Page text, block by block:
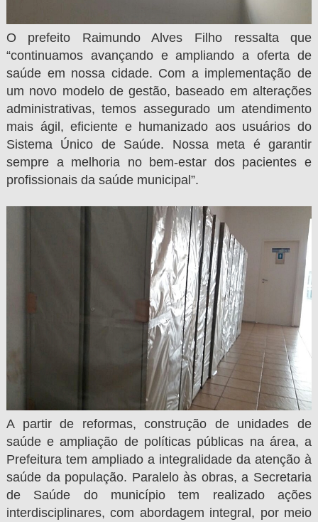
O prefeito Raimundo Alves Filho ressalta que
“continuamos avançando e ampliando a oferta de
saúde em nossa cidade. Com a implementação de
um novo modelo de gestão, baseado em alterações
administrativas, temos assegurado um atendimento
mais ágil, eficiente e humanizado aos usuários do
Sistema Único de Saúde. Nossa meta é garantir
sempre a melhoria no bem-estar dos pacientes e
profissionais da saúde municipal”.
A partir de reformas, construção de unidades de
saúde e ampliação de políticas públicas na área, a
Prefeitura tem ampliado a integralidade da atenção à
saúde da população. Paralelo às obras, a Secretaria
de Saúde do município tem realizado ações
interdisciplinares, com abordagem integral, por meio